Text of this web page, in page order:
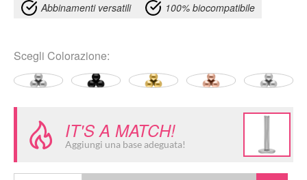
Abbinamenti versatili
100% biocompatibile
Scegli Colorazione:
IT'S A MATCH!
Aggiungi una base adeguata!